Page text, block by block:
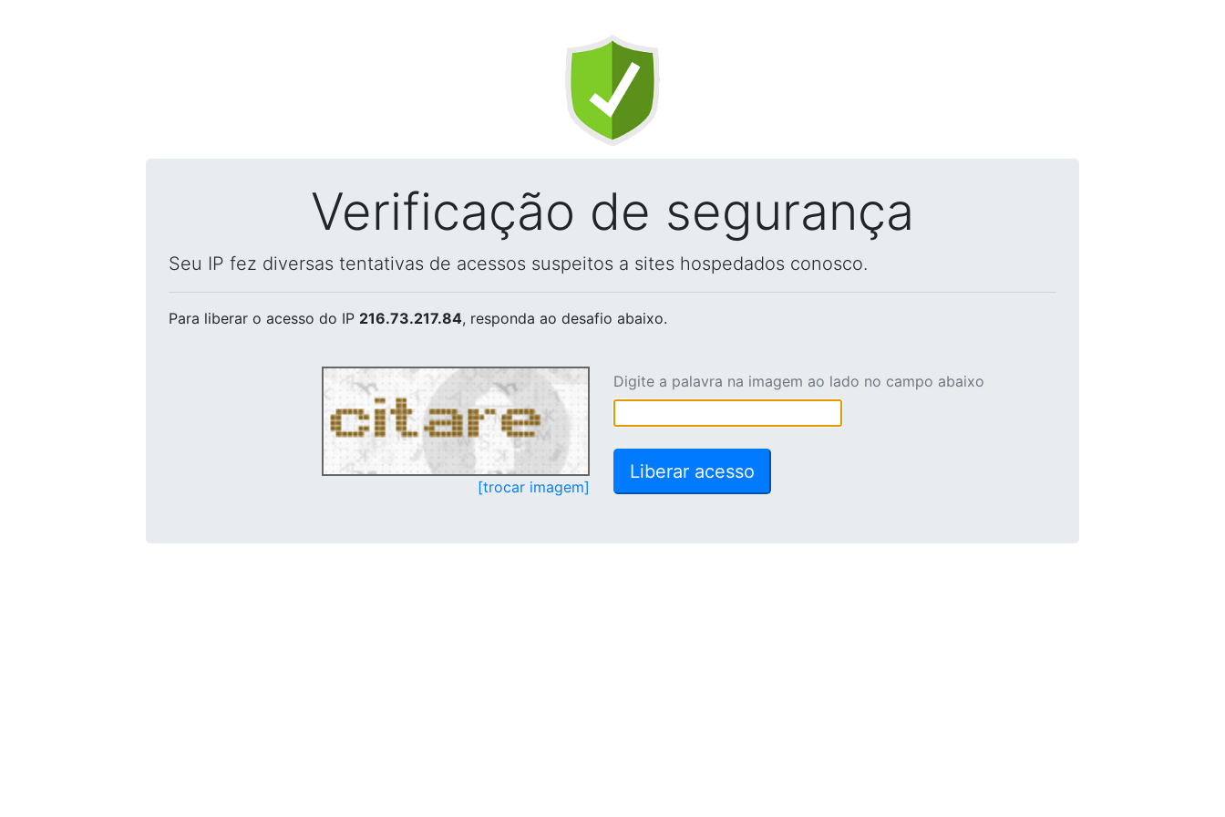
Verificação de segurança
Seu IP fez diversas tentativas de acessos suspeitos a sites hospedados conosco.
Para liberar o acesso do IP 216.73.217.84, responda ao desafio abaixo.
[trocar imagem]
Digite a palavra na imagem ao lado no campo abaixo